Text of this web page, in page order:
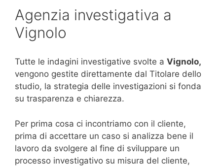
Agenzia investigativa a
Vignolo
Tutte le indagini investigative svolte a Vignolo,
vengono gestite direttamente dal Titolare dello
studio, la strategia delle investigazioni si fonda
su trasparenza e chiarezza.
Per prima cosa ci incontriamo con il cliente,
prima di accettare un caso si analizza bene il
lavoro da svolgere al fine di sviluppare un
processo investigativo su misura del cliente,